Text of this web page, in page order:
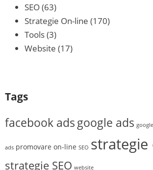
SEO(63)
Strategie On-line (170)
Tools(3)
Website (17)
Tags
facebook adsgoogle ads
ads promovare on-line SEO
strategie SEO website